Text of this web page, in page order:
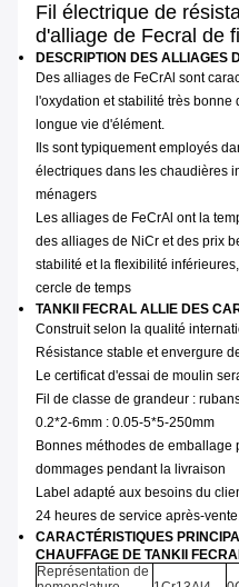
Fil électrique de
d'alliage de Fecral de
DESCRIPTION DES ALLIAGES
Des alliages de FeCrAl sont
l'oxydation et stabilité très
longue vie d'élément.
Ils sont typiquement employés
électriques dans les chaudières
ménagers
Les alliages de FeCrAl ont la
des alliages de NiCr et des prix
stabilité et la flexibilité
cercle de temps
TANKII FECRAL ALLIE DES
Construit selon la qualité
Résistance stable et envergure
Le certificat d'essai de moulin
Fil de classe de grandeur :
0.2*2-6mm : 0.05-5*5-250mm
Bonnes méthodes de
dommages pendant la livraison
Label adapté aux besoins du
24 heures de service après-
CARACTÉRISTIQUES
CHAUFFAGE DE TANKII
Représentation de